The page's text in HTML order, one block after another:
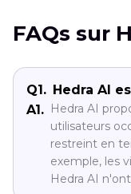
FAQs sur
Q1. Hedra AI
A1. Hedra AI
utilisateurs
restreint en
exemple, les
Hedra AI